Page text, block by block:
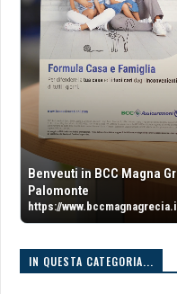
Benveuti in BCC Magna
Palomonte
https://
IN QUESTA CATEGORIA...